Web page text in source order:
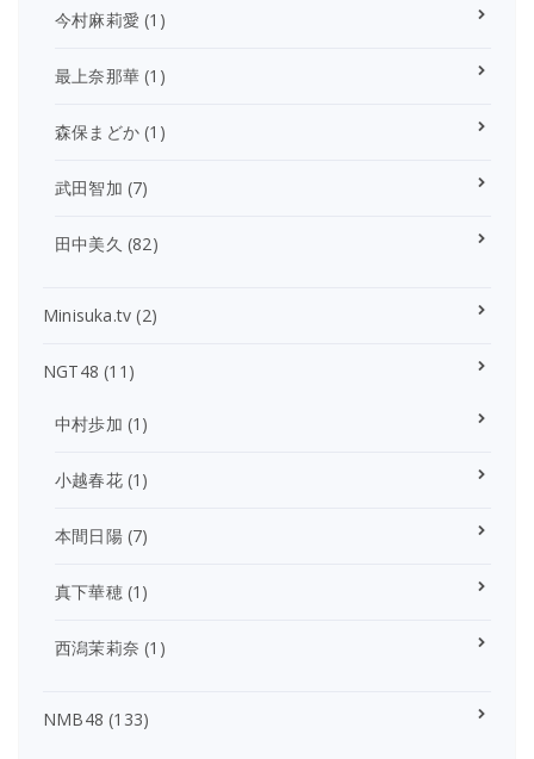
今村麻莉愛 (1)
最上奈那華 (1)
森保まどか (1)
武田智加 (7)
田中美久 (82)
Minisuka.tv (2)
NGT48 (11)
中村歩加 (1)
小越春花(1)
本間日陽(7)
真下華穂(1)
西潟茉莉奈 (1)
NMB48 (133)